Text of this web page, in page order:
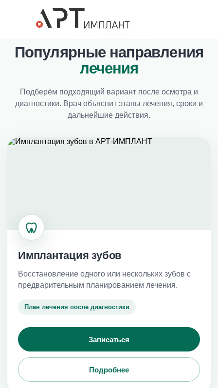
Популярные направления
лечения
Подберём подходящий вариант после осмотра и
диагностики. Врач объяснит этапы лечения, сроки и
дальнейшие действия.
Имплантация зубов
Восстановление одного или нескольких зубов с
предварительным планированием лечения.
План лечения после диагностики
Записаться
Подробнее